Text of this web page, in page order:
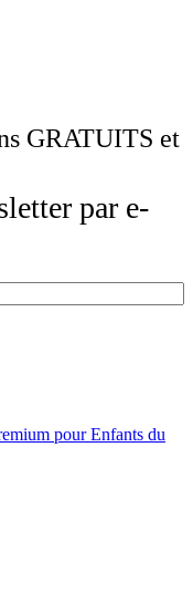
GRATUITS et
par e-
pour Enfants du